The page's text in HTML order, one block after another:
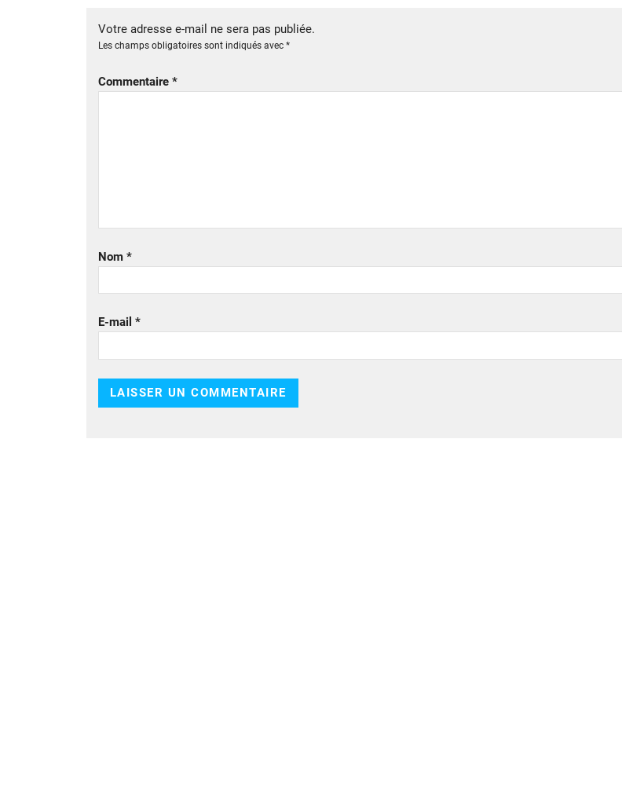
Votre adresse e-mail ne sera pas publiée.
Les champs obligatoires sont indiqués avec *
Commentaire *
Nom *
E-mail *